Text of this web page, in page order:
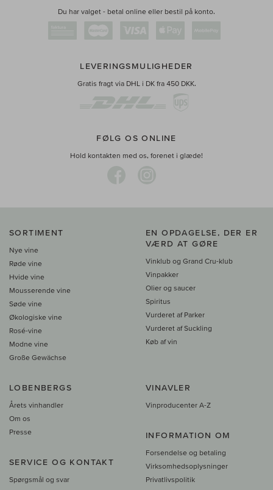
Du har valget - betal online eller bestil på konto.
LEVERINGSMULIGHEDER
Gratis fragt via DHL i DK fra 450 DKK.
FØLG OS ONLINE
Hold kontakten med os, forenet i glæde!
SORTIMENT
Nye vine
Røde vine
Hvide vine
Mousserende vine
Søde vine
Økologiske vine
Rosé-vine
Modne vine
Große Gewächse
EN OPDAGELSE, DER ER
VÆRD AT GØRE
Vinklub og Grand Cru-klub
Vinpakker
Olier og saucer
Spiritus
Vurderet af Parker
Vurderet af Suckling
Køb af vin
LOBENBERGS
Årets vinhandler
Om os
Presse
SERVICE OG KONTAKT
Spørgsmål og svar
VINAVLER
Vinproducenter A-Z
INFORMATION OM
Forsendelse og betaling
Virksomhedsoplysninger
Privatlivspolitik